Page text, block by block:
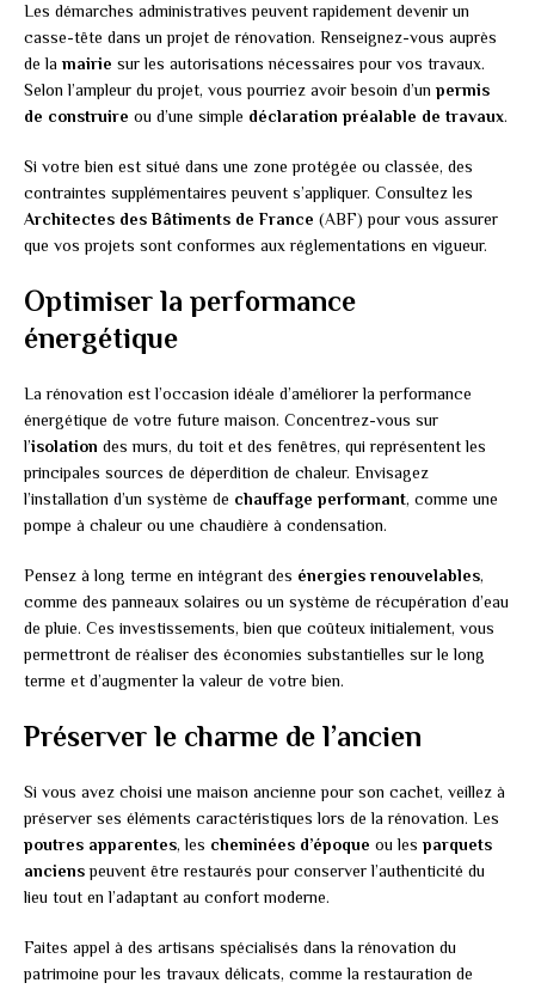
Les démarches administratives peuvent rapidement devenir un
casse-tête dans un projet de rénovation. Renseignez-vous auprès
de la mairie sur les autorisations nécessaires pour vos travaux.
Selon l’ampleur du projet, vous pourriez avoir besoin d’un permis
de construire ou d’une simple déclaration préalable de travaux.
Si votre bien est situé dans une zone protégée ou classée, des
contraintes supplémentaires peuvent s’appliquer. Consultez les
Architectes des Bâtiments de France (ABF) pour vous assurer
que vos projets sont conformes aux réglementations en vigueur.
Optimiser la performance
énergétique
La rénovation est l’occasion idéale d’améliorer la performance
énergétique de votre future maison. Concentrez-vous sur
l’isolation des murs, du toit et des fenêtres, qui représentent les
principales sources de déperdition de chaleur. Envisagez
l’installation d’un système de chauffage performant, comme une
pompe à chaleur ou une chaudière à condensation.
Pensez à long terme en intégrant des énergies renouvelables,
comme des panneaux solaires ou un système de récupération d’eau
de pluie. Ces investissements, bien que coûteux initialement, vous
permettront de réaliser des économies substantielles sur le long
terme et d’augmenter la valeur de votre bien.
Préserver le charme de l’ancien
Si vous avez choisi une maison ancienne pour son cachet, veillez à
préserver ses éléments caractéristiques lors de la rénovation. Les
poutres apparentes, les cheminées d’époque ou les parquets
ancienspeuvent être restaurés pour conserver l’authenticité du
lieu tout en l’adaptant au confort moderne.
Faites appel à des artisans spécialisés dans la rénovation du
patrimoine pour les travaux délicats, comme la restauration de